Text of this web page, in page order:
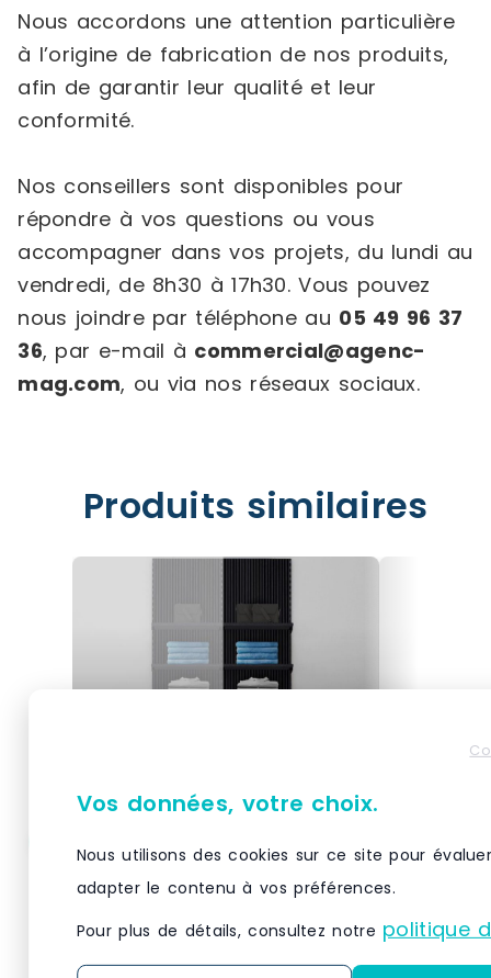
Nous accordons une attention particulière
à l’origine de fabrication de nos produits,
afin de garantir leur qualité et leur
conformité.
Nos conseillers sont disponibles pour
répondre à vos questions ou vous
accompagner dans vos projets, du lundi au
vendredi, de 8h30 à 17h30. Vous pouvez
nous joindre par téléphone au 05 49 96 37
36, par e-mail à commercial@agenc-
mag.com, ou via nos réseaux sociaux.
Produits similaires
Élément suivant Vertigo
noir/noir 5 tablettes
À associer à un élément de
départ Vertigo coordonné : une
Élément
À associer
départ
Vos données, votre choix.
Nous utilisons des cookies sur ce site pour
adapter le contenu à vos préférences.
Pour plus de détails, consultez notre politique